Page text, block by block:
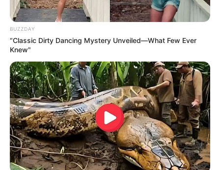
BUZZDAY
“Classic Dirty Dancing Mystery Unveiled—What Few Ever
Knew"